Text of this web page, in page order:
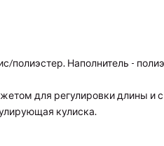
полиэстер. Наполнитель -
для регулировки длины
кулиска.